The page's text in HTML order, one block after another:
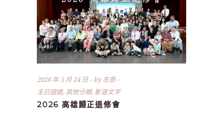
2026 年 5 月 24 日 by志恩
主日證道, 其他分類, 影音文字
2026 高雄歸正退修會